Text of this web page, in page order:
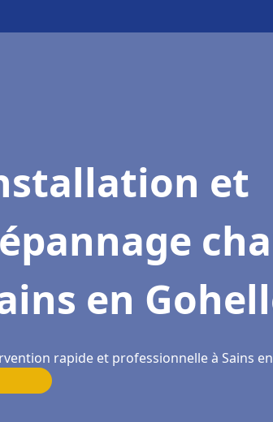
et
en
rapide et professionnelle à Sains